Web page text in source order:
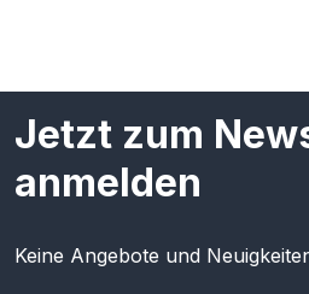
Jetzt zum
anmelden
Keine Angebote und